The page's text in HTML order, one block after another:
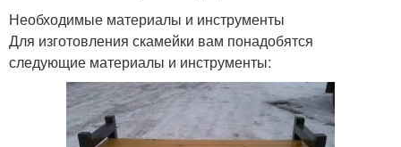
Необходимые материалы и инструменты
Для изготовления скамейки вам понадобятся
следующие материалы и инструменты: